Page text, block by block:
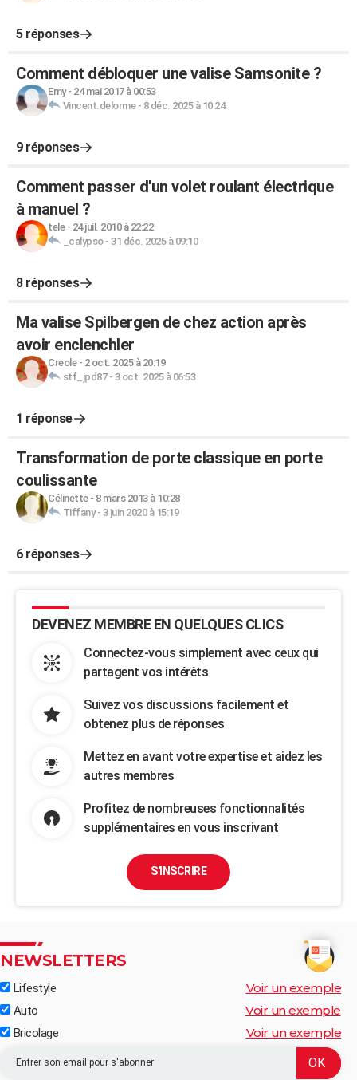
5 réponses
Comment débloquer une valise Samsonite ?
Emy- 24 mai 2017 à 00:53
Vincent.delorme- 8 déc. 2025 à 10:24
9 réponses
Comment passer d'un volet roulant électrique
à manuel ?
tele- 24 juil. 2010 à 22:22
_calypso- 31 déc. 2025 à 09:10
8 réponses
Ma valise Spilbergen de chez action après
avoir enclenchler
Creole- 2 oct. 2025 à 20:19
stf_jpd87- 3 oct. 2025 à 06:53
1 réponse
Transformation de porte classique en porte
coulissante
Célinette- 8 mars 2013 à 10:28
Tiffany- 3 juin 2020 à 15:19
6 réponses
DEVENEZ MEMBRE EN QUELQUES CLICS
Connectez-vous simplement avec ceux qui
partagent vos intérêts
Suivez vos discussions facilement et
obtenez plus de réponses
Mettez en avant votre expertise et aidez les
autres membres
Profitez de nombreuses fonctionnalités
supplémentaires en vous inscrivant
S'INSCRIRE
NEWSLETTERS
Lifestyle Voir un exemple
Auto Voir un exemple
Bricolage Voir un exemple